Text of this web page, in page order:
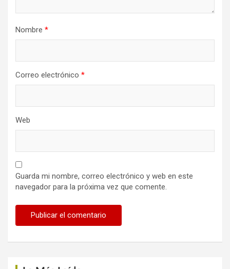
Nombre *
Correo electrónico *
Web
Guarda mi nombre, correo electrónico y web en este
navegador para la próxima vez que comente.